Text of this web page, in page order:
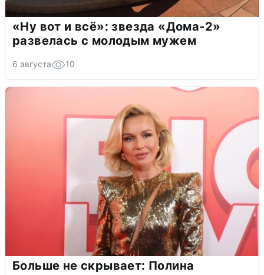
«Ну вот и всё»: звезда «Дома-2»
развелась с молодым мужем
6 августа 10
Больше не скрывает: Полина